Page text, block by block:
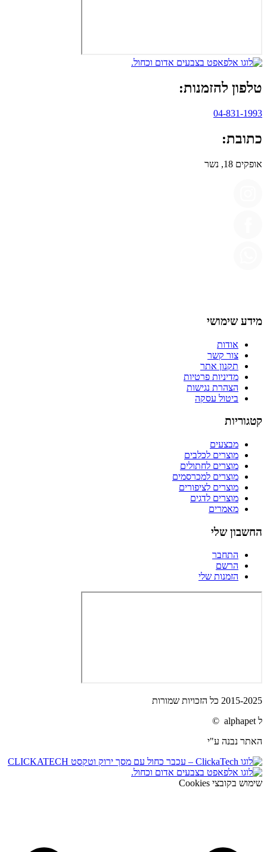
טלפון להזמנות:
04-831-1993
כתובת:
אופקים 18, נשר
מידע שימושי
אודות
צור קשר
תקנון אתר
מדיניות פרטיות
הצהרת נגישות
ביטול עסקה
קטגוריות
מבצעים
מוצרים לכלבים
מוצרים לחתולים
מוצרים למכרסמים
מוצרים לציפורים
מוצרים לדגים
מאמרים
החשבון שלי
התחבר
הרשם
הזמנות שלי
2015-2025 כל הזכויות שמורות
ל alphapet ©
האתר נבנה ע"י
שימוש בקובצי Cookies